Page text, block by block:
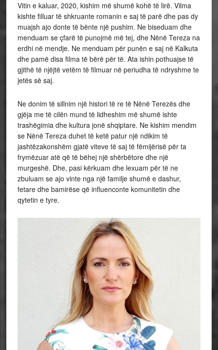
Vitin e kaluar, 2020, kishim më shumë kohë të lirë. Vilma
kishte filluar të shkruante romanin e saj të parë dhe pas dy
muajsh ajo donte të bënte një pushim. Ne biseduam dhe
menduam se çfarë të punojmë më tej, dhe Nënë Tereza na
erdhi në mendje. Ne menduam për punën e saj në Kalkuta
dhe pamë disa filma të bërë për të. Ata ishin pothuajse të
gjithë të njëjtë vetëm të filmuar në periudha të ndryshme te
jetës së saj.
Ne donim të sillnim një histori të re të Nënë Terezës dhe
gjëja me të cilën mund të lidheshim më shumë ishte
trashëgimia dhe kultura jonë shqiptare. Ne kishim mendim
se Nënë Tereza duhet të ketë patur një ndikim të
jashtëzakonshëm gjatë viteve të saj të fëmijërisë për ta
frymëzuar atë që të bëhej një shërbëtore dhe një
murgeshë. Dhe, pasi kërkuam dhe lexuam për të ne
zbuluam se ajo vinte nga një familje shumë e dashur,
fetare dhe bamirëse që influenconte komunitetin dhe
qytetin e tyre.